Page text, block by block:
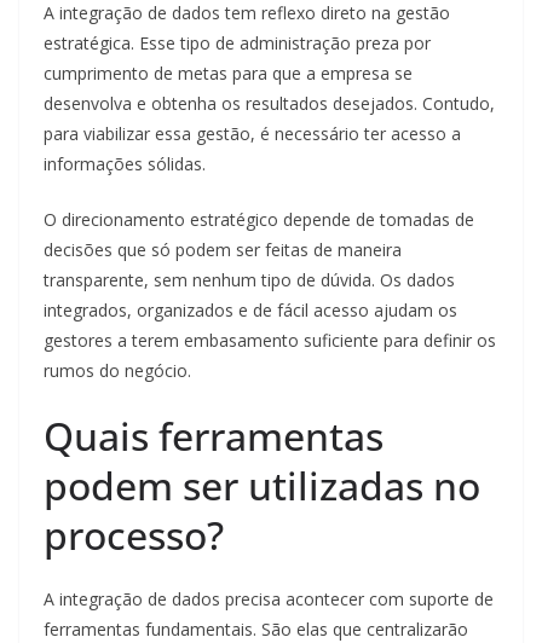
A integração de dados tem reflexo direto na gestão
estratégica. Esse tipo de administração preza por
cumprimento de metas para que a empresa se
desenvolva e obtenha os resultados desejados. Contudo,
para viabilizar essa gestão, é necessário ter acesso a
informações sólidas.
O direcionamento estratégico depende de tomadas de
decisões que só podem ser feitas de maneira
transparente, sem nenhum tipo de dúvida. Os dados
integrados, organizados e de fácil acesso ajudam os
gestores a terem embasamento suficiente para definir os
rumos do negócio.
Quais ferramentas
podem ser utilizadas no
processo?
A integração de dados precisa acontecer com suporte de
ferramentas fundamentais. São elas que centralizarão